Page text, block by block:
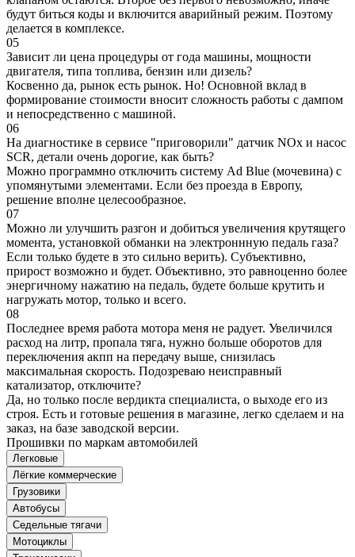
будут биться коды и включится аварийный режим. Поэтому
делается в комплексе.
05
Зависит ли цена процедуры от года машины, мощности
двигателя, типа топлива, бензин или дизель?
Косвенно да, рынок есть рынок. Но! Основной вклад в
формирование стоимости вносит сложность работы с дампом
и непосредственно с машиной.
06
На диагностике в сервисе "приговорили" датчик NOx и насос
SCR, детали очень дорогие, как быть?
Можно программно отключить систему Ad Blue (мочевина) с
упомянутыми элементами. Если без проезда в Европу,
решение вполне целесообразное.
07
Можно ли улучшить разгон и добиться увеличения крутящего
момента, установкой обманки на электроннную педаль газа?
Если только будете в это сильно верить). Субъективно,
прирост возможно и будет. Объективно, это равноценно более
энергичному нажатию на педаль, будете больше крутить и
нагружать мотор, только и всего.
08
Последнее время работа мотора меня не радует. Увеличился
расход на литр, пропала тяга, нужно больше оборотов для
переключения акпп на передачу выше, снизилась
максимальная скорость. Подозреваю неисправный
катализатор, отключите?
Да, но только после вердикта специалиста, о выходе его из
строя. Есть и готовые решения в магазине, легко сделаем и на
заказ, на базе заводской версии.
Прошивки по маркам автомобилей
Легковые
Лёгкие коммерческие
Грузовики
Автобусы
Седельные тягачи
Мотоциклы